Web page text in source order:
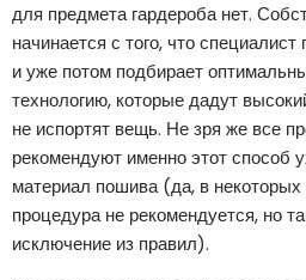
для предмета гардероба нет.
начинается с того, что
и уже потом подбирает
технологию, которые дадут
не испортят вещь. Не зря же все
рекомендуют именно этот способ
материал пошива (да, в
процедура не рекомендуется, но
исключение из правил).